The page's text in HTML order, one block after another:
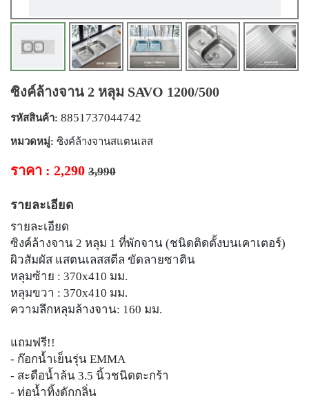
ซิงค์ล้างจาน 2 หลุม SAVO 1200/500
รหัสสินค้า: 8851737044742
หมวดหมู่: ซิงค์ล้างจานสแตนเลส
ราคา : 2,290 3,990
รายละเอียด
รายละเอียด
ซิงค์ล้างจาน 2 หลุม 1 ที่พักจาน (ชนิดติดตั้งบนเคาเตอร์)
ผิวสัมผัส แสตนเลสสตีล ขัดลายซาติน
หลุมซ้าย : 370x410 มม.
หลุมขวา : 370x410 มม.
ความลึกหลุมล้างจาน: 160 มม.
แถมฟรี!!
- ก๊อกน้ำเย็นรุ่น EMMA
- สะดือน้ำล้น 3.5 นิ้วชนิดตะกร้า
- ท่อน้ำทิ้งดักกลิ่น